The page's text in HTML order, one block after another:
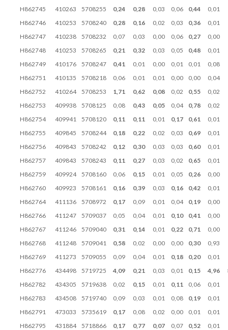
H862745
410263 5708255 0,24 0,28 0,03 0,06 0,44
0,01
H862746
410253 5708240 0,28 0,16 0,02 0,03 0,36
0,01
H862747
410238 5708232 0,07 0,03 0,00 0,06 0,27
0,00
H862748
410253 5708265 0,21 0,32 0,03 0,05 0,48
0,01
H862749
410176 5708247 0,41 0,01 0,00 0,01 0,01
0,08
H862751
410135 5708218 0,06 0,01 0,01 0,00 0,00
0,04
H862752
410264 5708253 1,71 0,62 0,08 0,02 0,55
0,02
H862753
409938 5708125 0,08 0,43 0,05 0,04 0,78
0,02
H862754
409941 5708120 0,11 0,11 0,01 0,17 0,61
0,01
H862755
409845 5708244 0,18 0,22 0,02 0,03 0,69
0,01
H862756
409843 5708242 0,12 0,30 0,03 0,03 0,60
0,01
H862757
409843 5708243 0,11 0,27 0,03 0,02 0,65
0,01
H862759
409924 5708160 0,06 0,15 0,01 0,05 0,26
0,00
H862760
409923 5708161 0,16 0,39 0,03 0,16 0,42
0,01
H862764
411136 5708972 0,17 0,09 0,01 0,04 0,19
0,00
H862766
411247 5709037 0,05 0,04 0,01 0,10 0,41
0,00
H862767
411246 5709040 0,31 0,14 0,01 0,22 0,71
0,00
H862768
411248 5709041 0,58 0,02 0,00 0,00 0,30
0,93
H862769
411273 5709055 0,09 0,04 0,01 0,18 0,20
0,01
H862776
434498 5719725 4,09 0,21 0,03 0,01 0,15 4,96
H862782
434305 5719638 0,02 0,15 0,01 0,11 0,06
0,01
H862783
434508 5719740 0,09 0,03 0,01 0,08 0,19
0,01
H862791
473033 5735619 0,17 0,08 0,02 0,00 0,01
0,01
H862795
431884 5718866 0,17 0,77 0,07 0,07 0,52
0,01